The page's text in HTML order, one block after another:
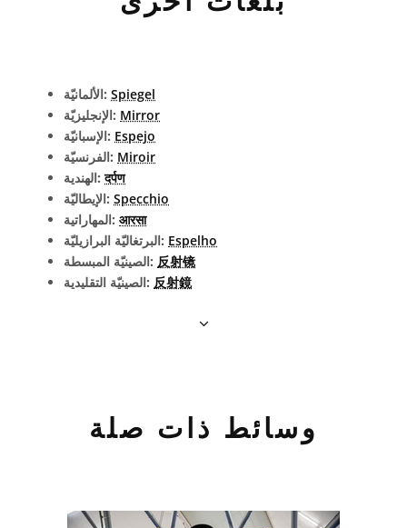
الألمانيّة: Spiegel
الإنجليزيّة: Mirror
الإسبانيّة: Espejo
الفرنسيّة: Miroir
الهندية:दर्पण
الإيطاليّة: Specchio
المهاراتية: आरसा
البرتغاليّة البرازيليّة: Espelho
الصينيّة المبسطة: 反射镜
الصينيّة التقليدية: 反射鏡
وسائط ذات صلة